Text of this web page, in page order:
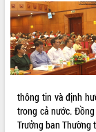
thông tin và định
trong cả nước.
Trưởng ban Thường